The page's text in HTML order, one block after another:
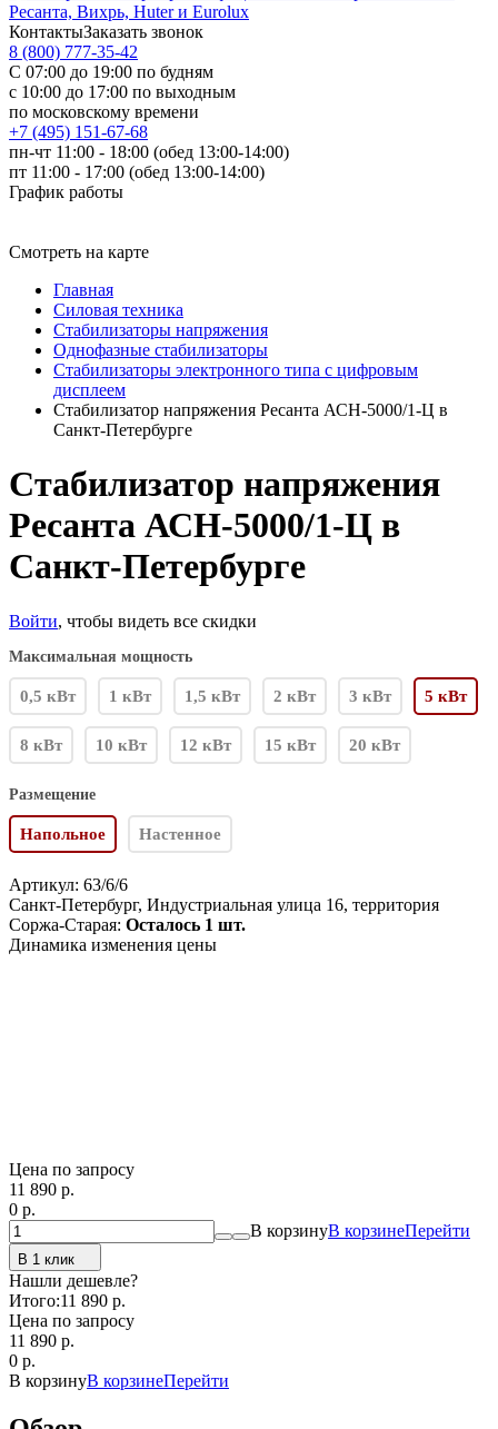
Ресанта, Вихрь, Huter и Eurolux
КонтактыЗаказать звонок
8 (800) 777-35-42
С 07:00 до 19:00 по будням
с 10:00 до 17:00 по выходным
по московскому времени
+7 (495) 151-67-68
пн-чт 11:00 - 18:00 (обед 13:00-14:00)
пт 11:00 - 17:00 (обед 13:00-14:00)
График работы
Смотреть на карте
Главная
Силовая техника
Стабилизаторы напряжения
Однофазные стабилизаторы
Стабилизаторы электронного типа с цифровым
дисплеем
Стабилизатор напряжения Ресанта АСН-5000/1-Ц в
Санкт-Петербурге
Стабилизатор напряжения
Ресанта АСН-5000/1-Ц в
Санкт-Петербурге
Войти, чтобы видеть все скидки
Максимальная мощность
0,5 кВт 1 кВт 1,5 кВт 2 кВт 3 кВт 5 кВт
8 кВт 10 кВт 12 кВт 15 кВт 20 кВт
Размещение
Напольное Настенное
Артикул: 63/6/6
Санкт-Петербург, Индустриальная улица 16, территория
Соржа-Старая: Осталось 1 шт.
Динамика изменения цены
Цена по запросу
11 890 p.
0 p.
В корзинуВ корзинеПерейти
В 1 клик
Нашли дешевле?
Итого:11 890 p.
Цена по запросу
11 890 p.
0 p.
В корзинуВ корзинеПерейти